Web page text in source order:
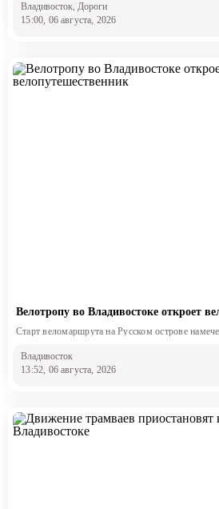
Владивосток, Дороги
15:00, 06 августа, 2026
Велотропу во Владивостоке откроет
Старт веломаршрута на Русском острове
Владивосток
13:52, 06 августа, 2026